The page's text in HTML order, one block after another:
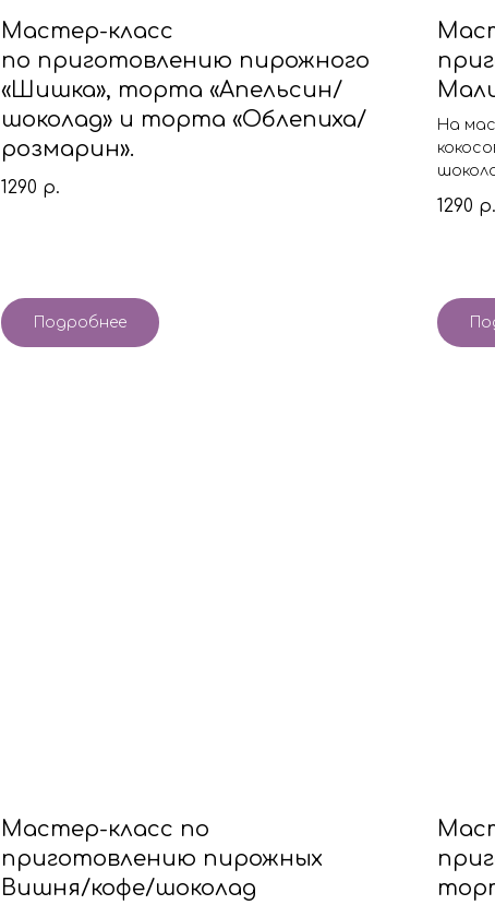
Мастер-класс
по приготовлению пирожного
«Шишка», торта «Апельсин/
шоколад» и торта «Облепиха/
розмарин».
1290 р.
Подробнее
На
1290 р.
Мастер-класс по
приготовлению пирожных
Вишня/кофе/шоколад